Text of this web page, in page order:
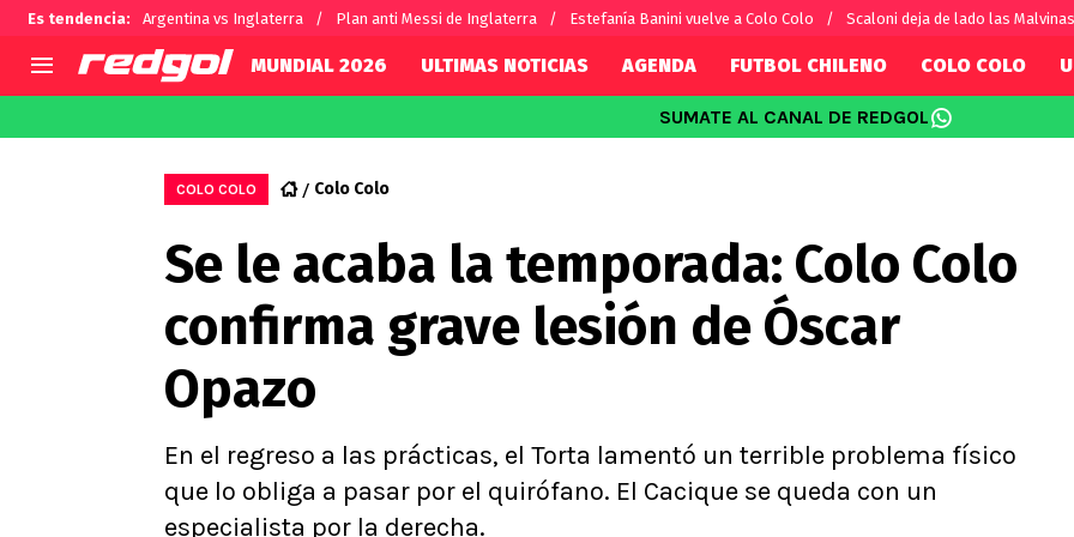
Es tendencia: Argentina vs Inglaterra Plan anti Messi de Inglaterra Estefanía Banini vuelve a Colo Colo Scaloni deja de lado las Malvinas
Selección Chilena
U de Chile
U Católica
Campeonato Nacional
Primera B
Segunda División
Copa Chile
Supercopa Chile
Campeonato Femenino
Alexis Sánchez
Carlos Palacios
Chilenos por el mundo
Fútbol Argentino
Fútbol Brasileño
Conference
Ligue 1
MUNDIAL 2026 ULTIMAS NOTICIAS AGENDA FUTBOL CHILENO COLO COLO
SUMATE AL CANAL DE REDGOL
COLO COLO Colo Colo
Se le acaba la temporada: Colo Colo
confirma grave lesión de Óscar
Opazo
En el regreso a las prácticas, el Torta lamentó un terrible problema físico
que lo obliga a pasar por el quirófano. El Cacique se queda con un
especialista por la derecha.